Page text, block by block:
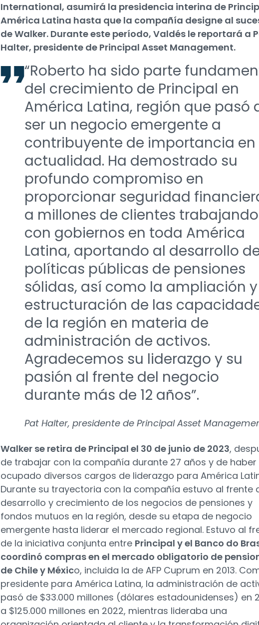
International, asumirá la presidencia interina de
América Latina hasta que la compañía designe al
de Walker. Durante este período, Valdés le reportará a
Halter, presidente de Principal Asset Management.
“Roberto ha sido parte
del crecimiento de Principal en
América Latina, región que pasó
ser un negocio emergente a
contribuyente de importancia en
actualidad. Ha demostrado su
profundo compromiso en
proporcionar seguridad
a millones de clientes trabajando
con gobiernos en toda América
Latina, aportando al desarrollo
políticas públicas de pensiones
sólidas, así como la ampliación y
estructuración de las
de la región en materia de
administración de activos.
Agradecemos su liderazgo y su
pasión al frente del negocio
durante más de 12 años”.
Pat Halter, presidente de Principal Asset
Walker se retira de Principal el 30 de junio de 2023,
de trabajar con la compañía durante 27 años y de haber
ocupado diversos cargos de liderazgo para América
Durante su trayectoria con la compañía estuvo al frente
desarrollo y crecimiento de los negocios de pensiones y
fondos mutuos en la región, desde su etapa de negocio
emergente hasta liderar el mercado regional. Estuvo al
de la iniciativa conjunta entre Principal y el Banco do
coordinó compras en el mercado obligatorio de
de Chile y México, incluida la de AFP Cuprum en 2013.
presidente para América Latina, la administración de
pasó de $33.000 millones (dólares estadounidenses) en
a $125.000 millones en 2022, mientras lideraba una